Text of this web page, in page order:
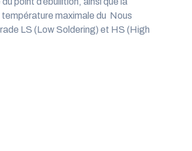
maximale du Nous
LS (Low Soldering) et HS (High